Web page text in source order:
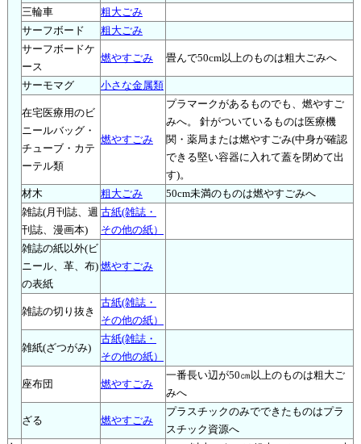
三輪車
粗大ごみ
サーフボード
粗大ごみ
サーフボードケ
ース
燃やすごみ 畳んで50cm以上のものは粗大ごみへ
サーモマグ 小さな金属類
在宅医療用のビ
ニールバッグ・
チューブ・カテ
ーテル類
燃やすごみ
プラマークがあるものでも、燃やすご
みへ。 針がついているものは医療機
関・薬局または燃やすごみ(中身が確認
できる堅い容器に入れて蓋を閉めて出
す)。
材木
粗大ごみ
50cm未満のものは燃やすごみへ
雑誌(月刊誌、週
刊誌、漫画本)
古紙(雑誌・
その他の紙）
雑誌の紙以外(ビ
ニール、革、布)
の表紙
燃やすごみ
雑誌の切り抜き
古紙(雑誌・
その他の紙）
雑紙(ざつがみ)
古紙(雑誌・
その他の紙）
座布団 燃やすごみ
一番長い辺が50㎝以上のものは粗大ご
みへ
ざる 燃やすごみ
プラスチックのみでできたものはプラ
スチック資源へ